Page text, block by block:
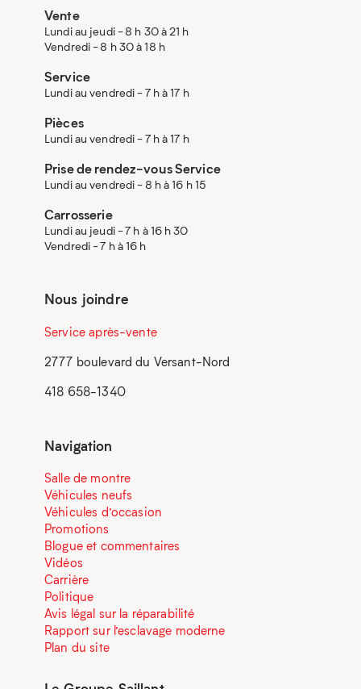
Vente
Lundi au jeudi - 8 h 30 à 21 h
Vendredi - 8 h 30 à 18 h
Service
Lundi au vendredi - 7 h à 17 h
Pièces
Lundi au vendredi - 7 h à 17 h
Prise de rendez-vous Service
Lundi au vendredi - 8 h à 16 h 15
Carrosserie
Lundi au jeudi - 7 h à 16 h 30
Vendredi - 7 h à 16 h
Nous joindre
Service après-vente
2777 boulevard du Versant-Nord
418 658-1340
Navigation
Salle de montre
Véhicules neufs
Véhicules d’occasion
Promotions
Blogue et commentaires
Vidéos
Carrière
Politique
Avis légal sur la réparabilité
Rapport sur l’esclavage moderne
Plan du site